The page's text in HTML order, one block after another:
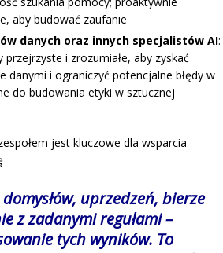
aby budować zaufanie
danych oraz innych specjalistów AI:
i zrozumiałe, aby zyskać
danymi i ograniczyć potencjalne błędy w
do budowania etyki w sztucznej
jest kluczowe dla wsparcia
uprzedzeń, bierze
z zadanymi regułami –
tych wyników. To